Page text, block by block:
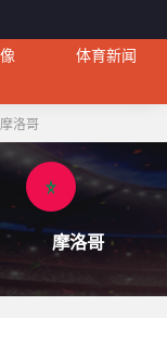
体育新闻
洛哥
14 06:00
摩